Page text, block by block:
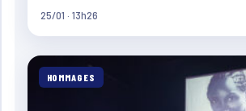
25/01 · 13h26
HOMMAGES